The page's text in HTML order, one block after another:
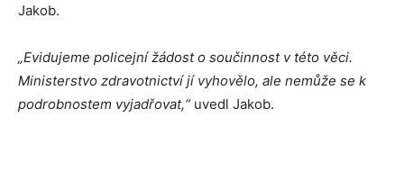
Jakob.
„Evidujeme policejní žádost o součinnost v této věci.
Ministerstvo zdravotnictví jí vyhovělo, ale nemůže se k
podrobnostem vyjadřovat,“uvedl Jakob.